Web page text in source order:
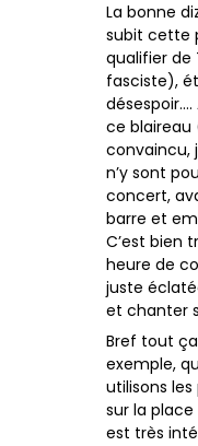
La bonne
subit cette
qualifier de
fasciste),
désespoir….
ce blaireau
convaincu,
n’y sont
concert,
barre et
C’est bien
heure de
juste
et chanter
Bref tout
exemple,
utilisons
sur la
est très